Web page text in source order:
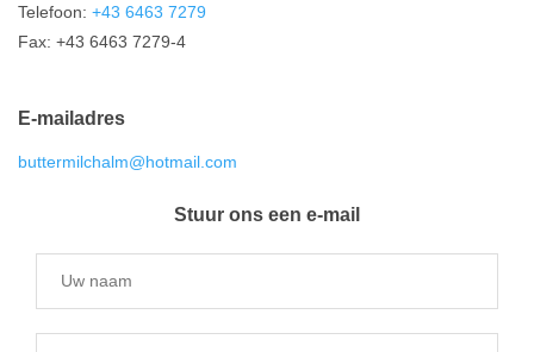
Telefoon: +43 6463 7279
Fax: +43 6463 7279-4
E-mailadres
buttermilchalm@hotmail.com
Stuur ons een e-mail